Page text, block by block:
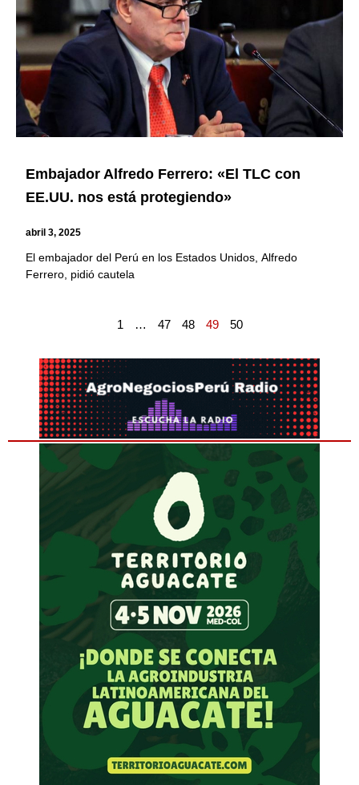
Embajador Alfredo Ferrero: «El TLC con
EE.UU. nos está protegiendo»
abril 3, 2025
El embajador del Perú en los Estados Unidos, Alfredo
Ferrero, pidió cautela
1 … 47 48 49 50